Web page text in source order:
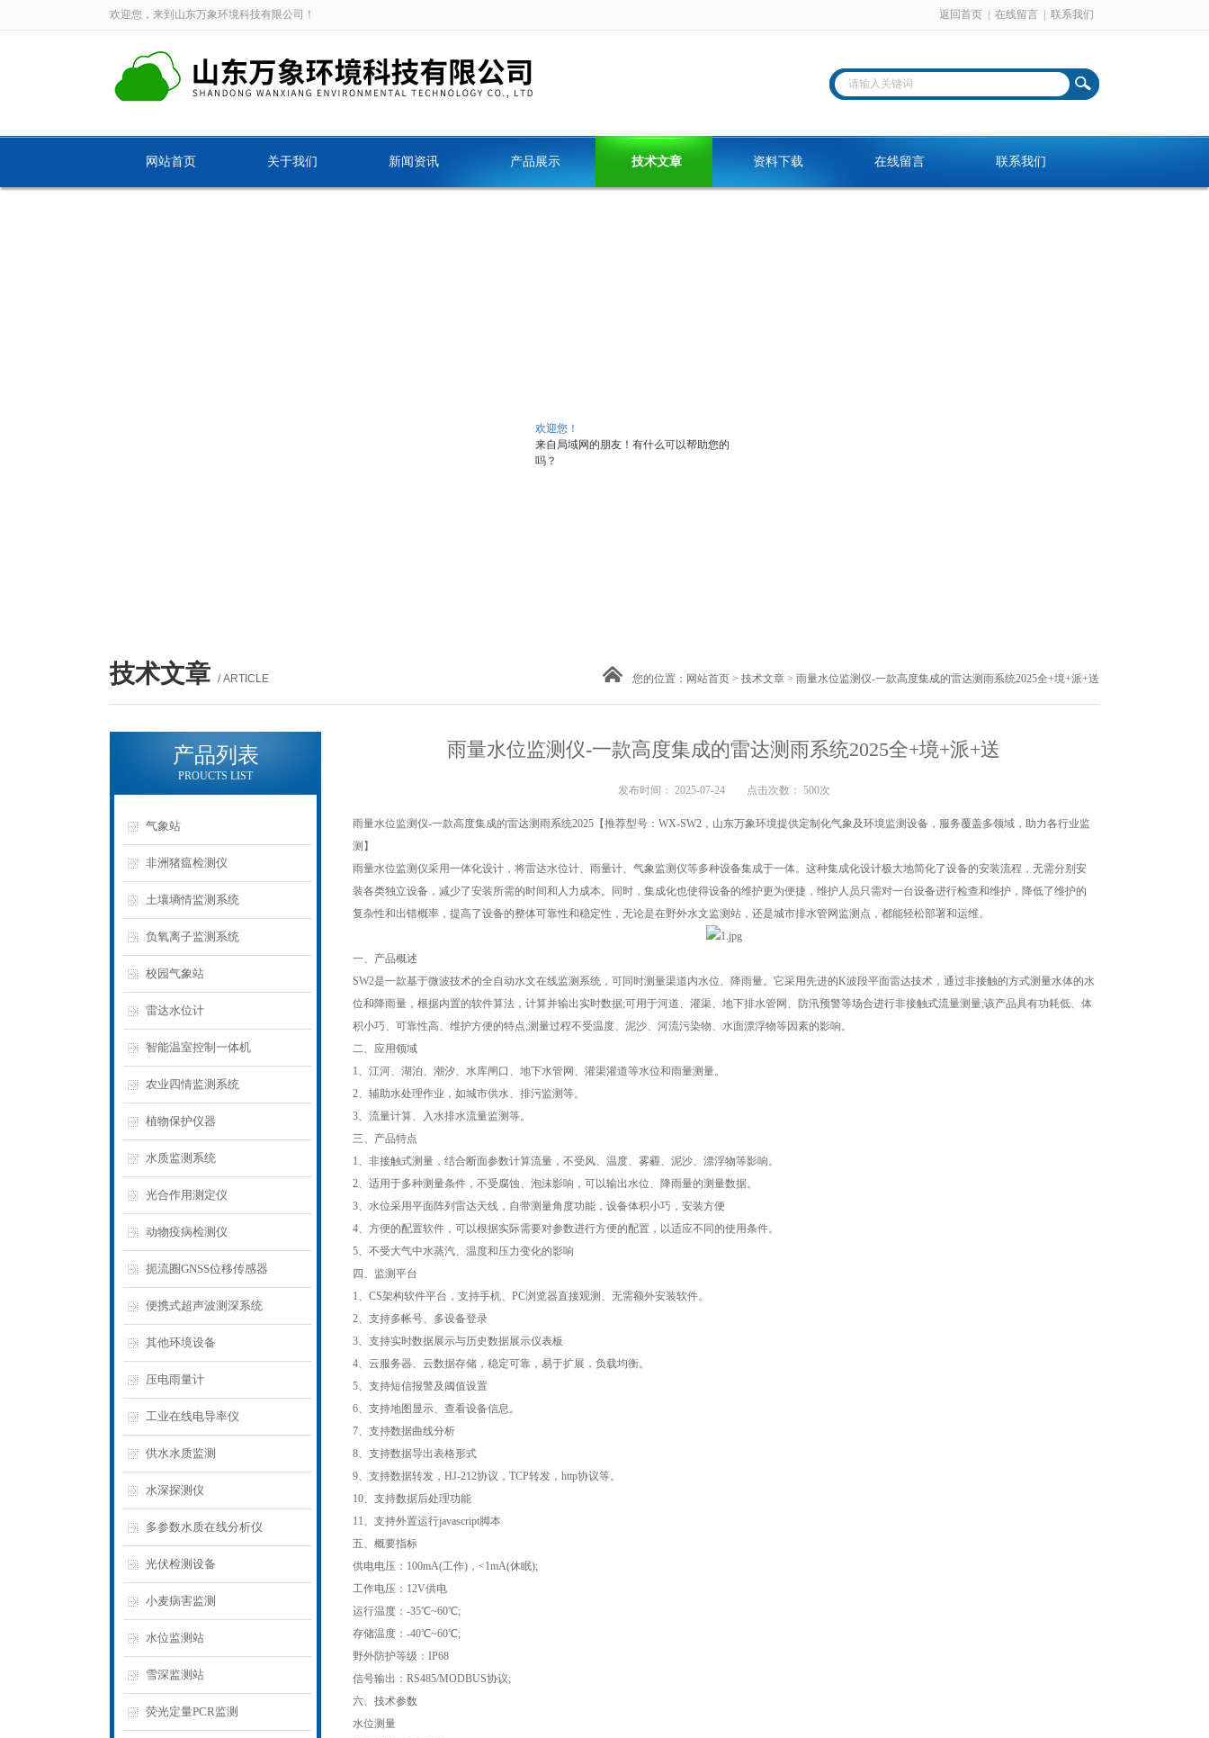
欢迎您！
来自局域网的朋友！有什么可以帮助您的
吗？
欢迎您，来到山东万象环境科技有限公司！ 返回首页 在线留言 联系我们
网站首页 关于我们 新闻资讯 产品展示 技术文章 资料下载 在线留言 联系我们
技术文章 / ARTICLE 您的位置： 网站首页 > 技术文章 > 雨量水位监测仪-一款高度集成的雷达测雨系统2025全+境+派+送
产品列表
PROUCTS LIST
气象站
非洲猪瘟检测仪
土壤墒情监测系统
负氧离子监测系统
校园气象站
雷达水位计
智能温室控制一体机
农业四情监测系统
植物保护仪器
水质监测系统
光合作用测定仪
动物疫病检测仪
扼流圈GNSS位移传感器
便携式超声波测深系统
其他环境设备
压电雨量计
工业在线电导率仪
供水水质监测
水深探测仪
多参数水质在线分析仪
光伏检测设备
小麦病害监测
水位监测站
雪深监测站
荧光定量PCR监测
雨量水位监测仪-一款高度集成的雷达测雨系统2025全+境+派+送
发布时间： 2025-07-24 点击次数： 500次
雨量水位监测仪-一款高度集成的雷达测雨系统2025【推荐型号：WX-SW2，山东万象环境提供定制化气象及环境监测设备，服务覆盖多领域，助力各行业监
测】
雨量水位监测仪采用一体化设计，将雷达水位计、雨量计、气象监测仪等多种设备集成于一体。这种集成化设计极大地简化了设备的安装流程，无需分别安
装各类独立设备，减少了安装所需的时间和人力成本。同时，集成化也使得设备的维护更为便捷，维护人员只需对一台设备进行检查和维护，降低了维护的
复杂性和出错概率，提高了设备的整体可靠性和稳定性，无论是在野外水文监测站，还是城市排水管网监测点，都能轻松部署和运维。
一、产品概述
SW2是一款基于微波技术的全自动水文在线监测系统，可同时测量渠道内水位、降雨量。它采用先进的K波段平面雷达技术，通过非接触的方式测量水体的水
位和降雨量，根据内置的软件算法，计算并输出实时数据;可用于河道、灌渠、地下排水管网、防汛预警等场合进行非接触式流量测量;该产品具有功耗低、体
积小巧、可靠性高、维护方便的特点;测量过程不受温度、泥沙、河流污染物、水面漂浮物等因素的影响。
二、应用领域
1、江河、湖泊、潮汐、水库闸口、地下水管网、灌渠灌道等水位和雨量测量。
2、辅助水处理作业，如城市供水、排污监测等。
3、流量计算、入水排水流量监测等。
三、产品特点
1、非接触式测量，结合断面参数计算流量，不受风、温度、雾霾、泥沙、漂浮物等影响。
2、适用于多种测量条件，不受腐蚀、泡沫影响，可以输出水位、降雨量的测量数据。
3、水位采用平面阵列雷达天线，自带测量角度功能，设备体积小巧，安装方便
4、方便的配置软件，可以根据实际需要对参数进行方便的配置，以适应不同的使用条件。
5、不受大气中水蒸汽、温度和压力变化的影响
四、监测平台
1、CS架构软件平台，支持手机、PC浏览器直接观测、无需额外安装软件。
2、支持多帐号、多设备登录
3、支持实时数据展示与历史数据展示仪表板
4、云服务器、云数据存储，稳定可靠，易于扩展，负载均衡。
5、支持短信报警及阈值设置
6、支持地图显示、查看设备信息。
7、支持数据曲线分析
8、支持数据导出表格形式
9、支持数据转发，HJ-212协议，TCP转发，http协议等。
10、支持数据后处理功能
11、支持外置运行javascript脚本
五、概要指标
供电电压：100mA(工作)，<1mA(休眠);
工作电压：12V供电
运行温度：-35℃~60℃;
存储温度：-40℃~60℃;
野外防护等级：IP68
信号输出：RS485/MODBUS协议;
六、技术参数
水位测量